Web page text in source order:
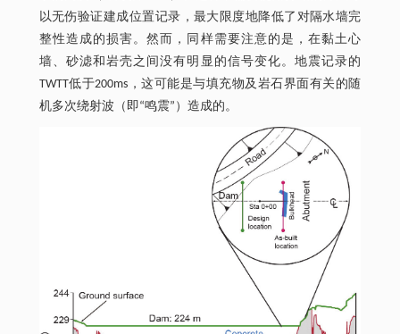
以无伤验证建成位置记录，最大限度地降低了对隔水墙完
整性造成的损害。然而，同样需要注意的是，在黏土心
墙、砂滤和岩壳之间没有明显的信号变化。地震记录的
TWTT低于200ms，这可能是与填充物及岩石界面有关的随
机多次绕射波（即“鸣震”）造成的。